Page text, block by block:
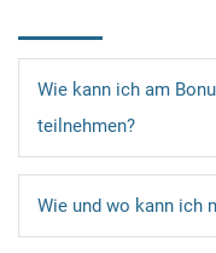
Wie kann ich am
teilnehmen?
Wie und wo kann ich